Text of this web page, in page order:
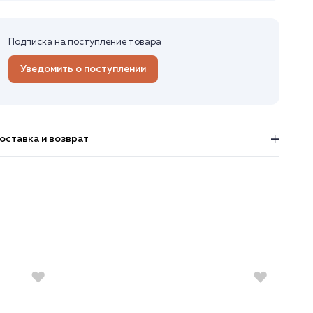
Подписка на поступление товара
Уведомить о поступлении
и возврат